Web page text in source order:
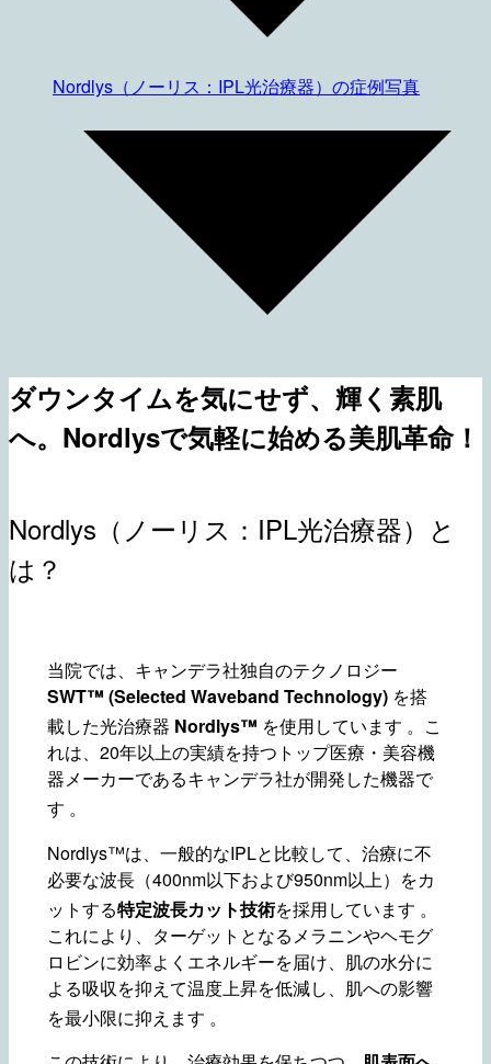
Nordlys（ノーリス：IPL光治療器）の症例写真
ダウンタイムを気にせず、輝く素肌
へ。Nordlysで気軽に始める美肌革命！
Nordlys（ノーリス：IPL光治療器）と
は？
当院では、キャンデラ社独自のテクノロジー
SWT™ (Selected Waveband Technology)を搭
載した光治療器 Nordlys™ を使用しています 。こ
れは、20年以上の実績を持つトップ医療・美容機
器メーカーであるキャンデラ社が開発した機器で
す 。
Nordlys™は、一般的なIPLと比較して、治療に不
必要な波長（400nm以下および950nm以上）をカ
ットする特定波長カット技術を採用しています 。
これにより、ターゲットとなるメラニンやヘモグ
ロビンに効率よくエネルギーを届け、肌の水分に
よる吸収を抑えて温度上昇を低減し、肌への影響
を最小限に抑えます 。